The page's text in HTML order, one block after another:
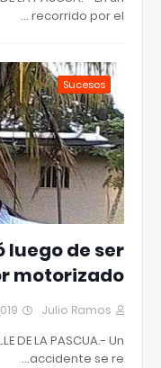
recorrido por el …
Sucesos
luego de ser
motorizado
Julio Ramos
7/28/
DE LA PASCUA.- Un
accidente se re…